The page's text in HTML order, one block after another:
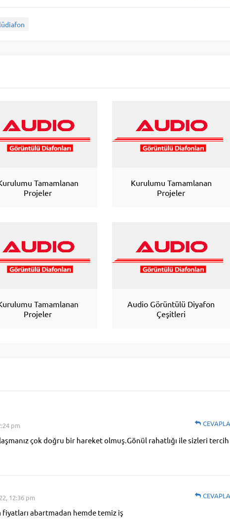
Tamamlanan
Projeler
Kurulumu Tamamlanan
Projeler
Tamamlanan
Projeler
Audio Görüntülü Diyafon
Çeşitleri
pm
çok doğru bir hareket olmuş.Gönül rahatlığı ile sizleri tercih
CEVAPLA
12:36 pm
abartmadan hemde temiz iş
CEVAPLA